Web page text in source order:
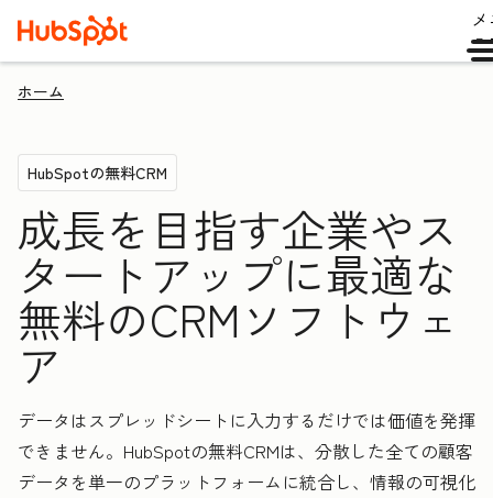
ホーム
HubSpotの無料CRM
成長を目指す企業やス
タートアップに最適な
無料のCRMソフトウェ
ア
データはスプレッドシートに入力するだけでは価値を発揮
できません。HubSpotの無料CRMは、分散した全ての顧客
データを単一のプラットフォームに統合し、情報の可視化